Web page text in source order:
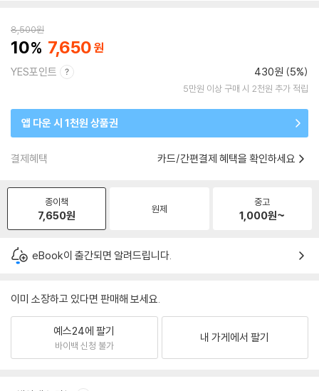
8,500원
10 7,650
YES포인트 430원 (5%)
5만원 이상 구매 시 2천원 추가 적립
앱 다운 시 1천원 상품권
결제혜택 카드/간편결제 혜택을 확인하세요
종이책
7,650원 원제
중고
1,000원~
eBook이 출간되면 알려드립니다.
이미 소장하고 있다면 판매해 보세요.
예스24에 팔기
바이백 신청 불가
내 가게에서 팔기